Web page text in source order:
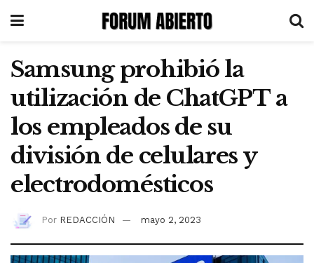
Samsung prohibió la
utilización de ChatGPT a
los empleados de su
división de celulares y
electrodomésticos
Por REDACCIÓN mayo 2, 2023